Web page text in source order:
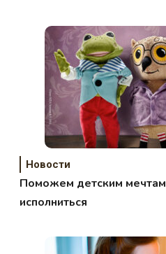
Новости
Поможем детским мечтам
исполниться